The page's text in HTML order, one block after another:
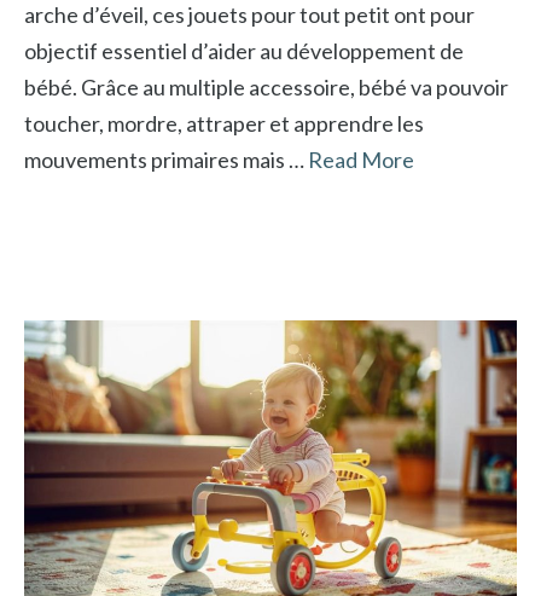
arche d’éveil, ces jouets pour tout petit ont pour
objectif essentiel d’aider au développement de
bébé. Grâce au multiple accessoire, bébé va pouvoir
toucher, mordre, attraper et apprendre les
mouvements primaires mais … Read More